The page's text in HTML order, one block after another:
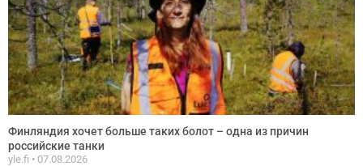
Финляндия хочет больше таких болот – одна из причин
российские танки
yle.fi 07.08.2026